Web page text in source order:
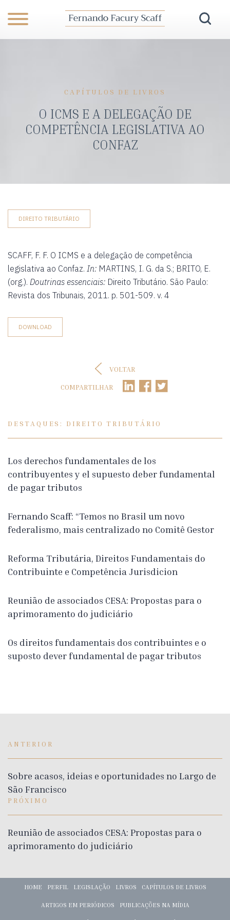
CAPÍTULOS DE LIVROS
O ICMS E A DELEGAÇÃO DE
COMPETÊNCIA LEGISLATIVA AO
CONFAZ
DIREITO TRIBUTÁRIO
SCAFF, F. F. O ICMS e a delegação de competência
legislativa ao Confaz. In: MARTINS, I. G. da S.; BRITO, E.
(org.). Doutrinas essenciais: Direito Tributário. São Paulo:
Revista dos Tribunais, 2011. p. 501-509. v. 4
DOWNLOAD
VOLTAR
COMPARTILHAR
DESTAQUES: DIREITO TRIBUTÁRIO
Los derechos fundamentales de los
contribuyentes y el supuesto deber fundamental
de pagar tributos
Fernando Scaff: “Temos no Brasil um novo
federalismo, mais centralizado no Comitê Gestor
Reforma Tributária, Direitos Fundamentais do
Contribuinte e Competência Jurisdicion
Reunião de associados CESA: Propostas para o
aprimoramento do judiciário
Os direitos fundamentais dos contribuintes e o
suposto dever fundamental de pagar tributos
ANTERIOR
Sobre acasos, ideias e oportunidades no Largo de
São Francisco
PRÓXIMO
Reunião de associados CESA: Propostas para o
aprimoramento do judiciário
HOME PERFIL LEGISLAÇÃO LIVROS CAPÍTULOS DE LIVROS
ARTIGOS EM PERIÓDICOS PUBLICAÇÕES NA MÍDIA